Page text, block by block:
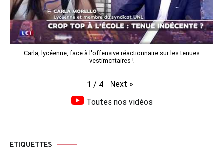
Carla, lycéenne, face à l'offensive réactionnaire sur les tenues
vestimentaires !
1 / 4 Next »
Toutes nos vidéos
ETIQUETTES